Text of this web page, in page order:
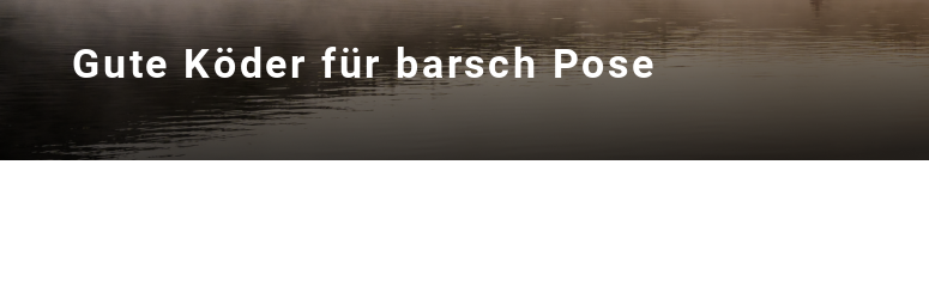
Gute Köder für barsch Pose